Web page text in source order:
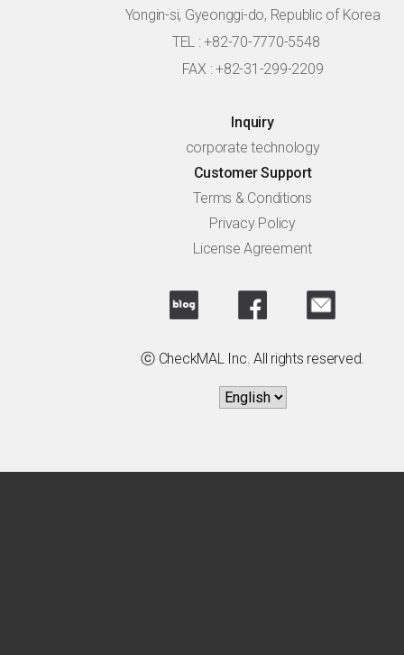
Yongin-si, Gyeonggi-do, Republic of Korea
TEL : +82-70-7770-5548
FAX : +82-31-299-2209
Inquiry
corporate technology
Customer Support
Terms & Conditions
Privacy Policy
License Agreement
ⓒ CheckMAL Inc. All rights reserved.